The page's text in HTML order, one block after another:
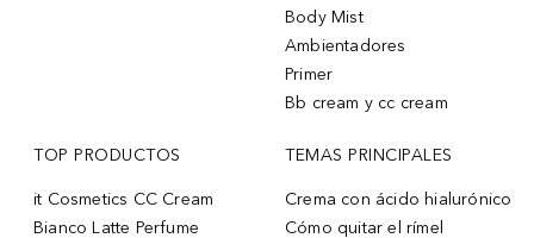
Body Mist
Ambientadores
Primer
Bb cream y cc cream
TOP PRODUCTOS
it Cosmetics CC Cream
Bianco Latte Perfume
TEMAS PRINCIPALES
Crema con ácido hialurónico
Cómo quitar el rímel